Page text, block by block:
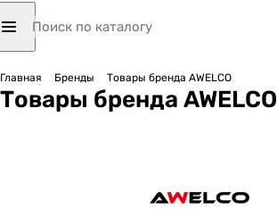
Главная Бренды Товары бренда AWELCO
Товары бренда AWELCO